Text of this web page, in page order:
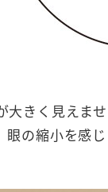
きく見えま
の縮小を感